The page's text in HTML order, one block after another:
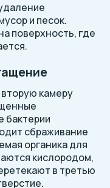
и песок.
поверхность, где
камеру
бактерии
сбраживание
органика для
кислородом,
в третью